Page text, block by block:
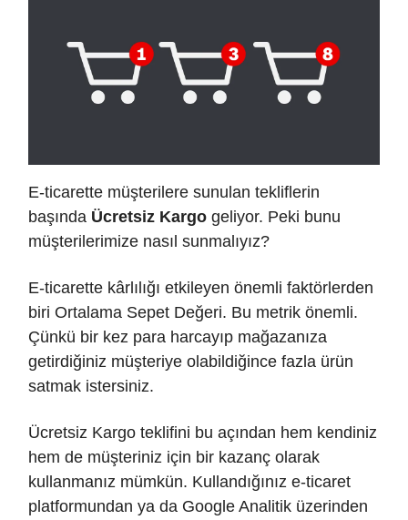
E-ticarette müşterilere sunulan tekliflerin
başında Ücretsiz Kargo geliyor. Peki bunu
müşterilerimize nasıl sunmalıyız?
E-ticarette kârlılığı etkileyen önemli faktörlerden
biri Ortalama Sepet Değeri. Bu metrik önemli.
Çünkü bir kez para harcayıp mağazanıza
getirdiğiniz müşteriye olabildiğince fazla ürün
satmak istersiniz.
Ücretsiz Kargo teklifini bu açından hem kendiniz
hem de müşteriniz için bir kazanç olarak
kullanmanız mümkün. Kullandığınız e-ticaret
platformundan ya da Google Analitik üzerinden